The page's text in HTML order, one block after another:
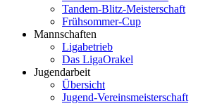
Tandem-Blitz-Meisterschaft
Frühsommer-Cup
Mannschaften
Ligabetrieb
Das LigaOrakel
Jugendarbeit
Übersicht
Jugend-Vereinsmeisterschaft